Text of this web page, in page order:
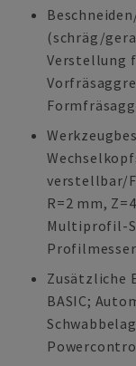
(schräg/
Verstellung
verstellbar/
R=2 mm,
Multiprofil-
Zusätzliche
BASIC;